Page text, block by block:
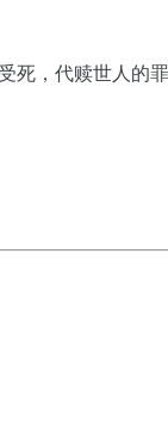
死，代赎世人的